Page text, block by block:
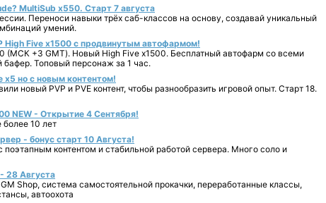
MultiSub x550. Старт 7 августа
Переноси навыки трёх саб-классов на основу, создавай уникальный
умений.
High Five x1500 с продвинутым автофармом!
(МСК +3 GMT). Новый High Five x1500. Бесплатный автофарм со всеми
Топовый персонаж за 1 час.
но с новым контентом!
новый PVP и PVE контент, чтобы разнообразить игровой опыт. Старт 18.
NEW - Открытие 4 Сентября!
10 лет
- бонус старт 10 Августа!
контентом и стабильной работой сервера. Много соло и
28 Августа
Shop, система самостоятельной прокачки, переработанные классы,
автоохота